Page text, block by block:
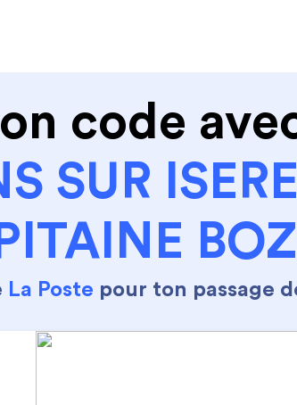
code
SUR
La Poste pour ton passage